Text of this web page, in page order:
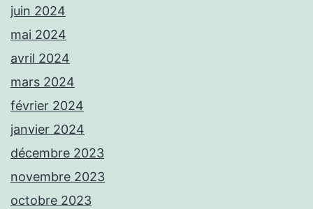
juin 2024
mai 2024
avril 2024
mars 2024
février 2024
janvier 2024
décembre 2023
novembre 2023
octobre 2023